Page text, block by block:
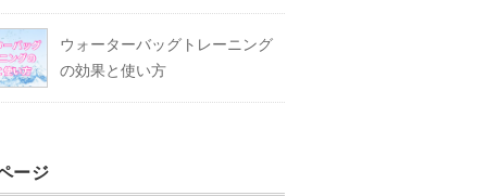
ウォーターバッグトレーニング
の効果と使い方
ージ